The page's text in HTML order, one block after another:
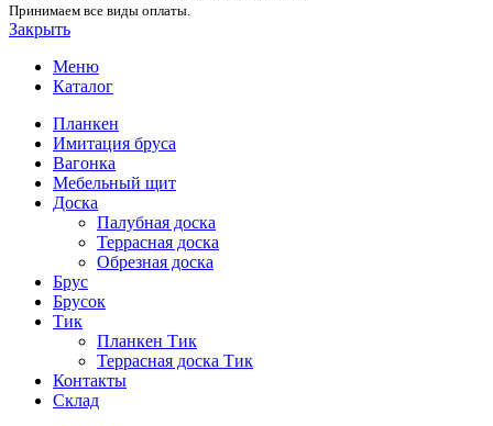
Принимаем все виды оплаты.
Закрыть
Меню
Каталог
Планкен
Имитация бруса
Вагонка
Мебельный щит
Доска
Палубная доска
Террасная доска
Обрезная доска
Брус
Брусок
Тик
Планкен Тик
Террасная доска Тик
Контакты
Склад